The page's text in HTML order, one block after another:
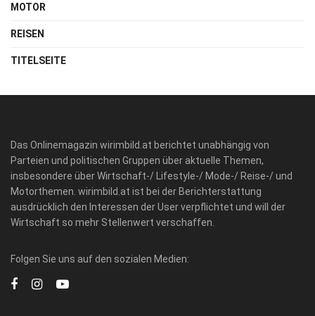
MOTOR
REISEN
TITELSEITE
Das Onlinemagazin wirimbild.at berichtet unabhängig von
Parteien und politischen Gruppen über aktuelle Themen,
insbesondere über Wirtschaft-/ Lifestyle-/ Mode-/ Reise-/ und
Motorthemen. wirimbild.at ist bei der Berichterstattung
ausdrücklich den Interessen der User verpflichtet und will der
Wirtschaft so mehr Stellenwert verschaffen.
Folgen Sie uns auf den sozialen Medien: